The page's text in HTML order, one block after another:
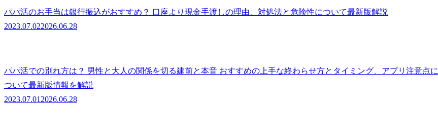
パパ活のお手当は銀行振込がおすすめ？ 口座より現金手渡しの理由、対処法と危険性について最新版解説
2023.07.022026.06.28
パパ活での別れ方は？ 男性と大人の関係を切る建前と本音 おすすめの上手な終わらせ方とタイミング、アプリ注意点に
ついて最新版情報を解説
2023.07.01 2026.06.28